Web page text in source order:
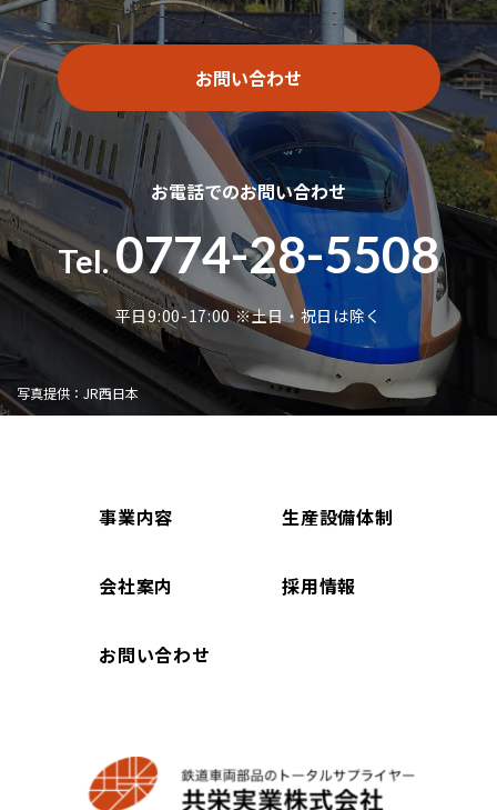
お問い合わせ
お電話でのお問い合わせ
Tel.0774-28-5508
平日9:00-17:00 ※土日・祝日は除く
写真提供：JR西日本
事業内容
会社案内
お問い合わせ
生産設備体制
採用情報